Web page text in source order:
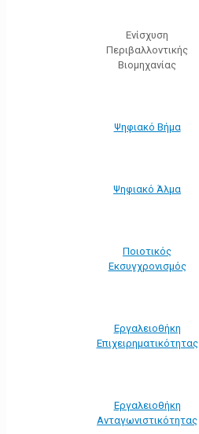
Ενίσχυση
Περιβαλλοντικής
Βιομηχανίας
Ψηφιακό Βήμα
Ψηφιακό Άλμα
Ποιοτικός
Εκσυγχρονισμός
Εργαλειοθήκη
Eπιχειρηματικότητας
Εργαλειοθήκη
Ανταγωνιστικότητας